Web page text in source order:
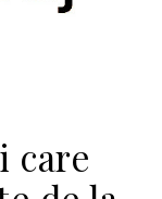
care